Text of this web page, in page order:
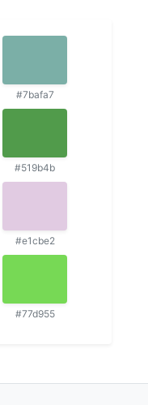
#7bafa7
#519b4b
#e1cbe2
#77d955